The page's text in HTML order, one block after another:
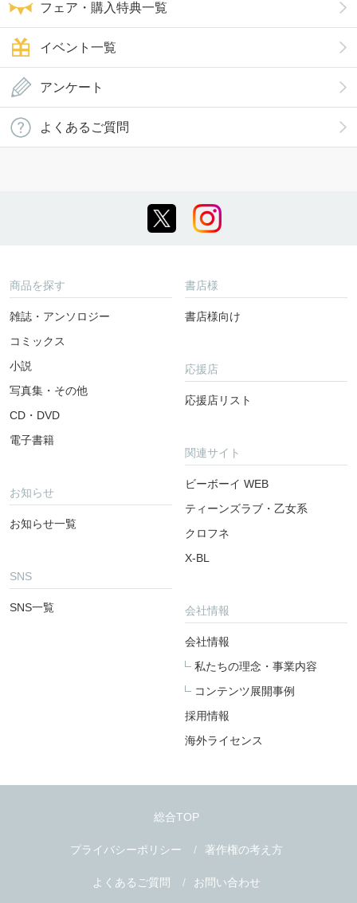
フェア・購入特典一覧
イベント一覧
アンケート
よくあるご質問
商品を探す
雑誌・アンソロジー
コミックス
小説
写真集・その他
CD・DVD
電子書籍
お知らせ
お知らせ一覧
SNS
SNS一覧
書店様
書店様向け
応援店
応援店リスト
関連サイト
ビーボーイ WEB
ティーンズラブ・乙女系
クロフネ
X-BL
会社情報
会社情報
私たちの理念・事業内容
コンテンツ展開事例
採用情報
海外ライセンス
総合TOP
プライバシーポリシー 著作権の考え方
よくあるご質問 お問い合わせ